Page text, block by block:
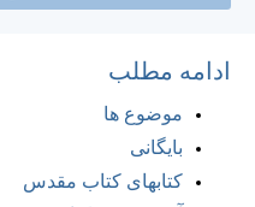
ادامه مطلب
موضوع ها
بایگانی
کتابهای کتاب مقدس